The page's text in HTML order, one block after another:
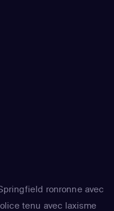
ronronne avec
tenu avec laxisme